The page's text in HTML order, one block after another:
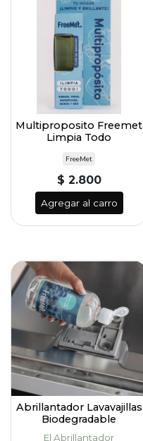
Multiproposito Freemet
Limpia Todo
FreeMet
$ 2.800
Agregar al carro
Abrillantador Lavavajillas
Biodegradable
El Abrillantador